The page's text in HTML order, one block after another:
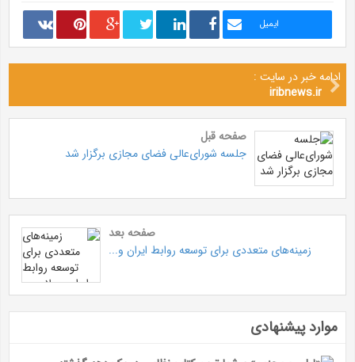
ایمیل
ادامه خبر در سایت :
iribnews.ir
صفحه قبل
جلسه شورای‌عالی فضای مجازی برگزار شد
صفحه بعد
زمینه‌های متعددی برای توسعه روابط ایران و...
موارد پیشنهادی